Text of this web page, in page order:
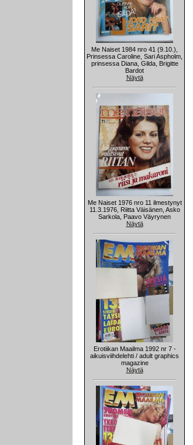
Me Naiset 1984 nro 41 (9.10.),
Prinsessa Caroline, Sari Aspholm,
prinsessa Diana, Gilda, Brigitte
Bardot
Näytä
Me Naiset 1976 nro 11 ilmestynyt
11.3.1976, Riitta Väisänen, Asko
Sarkola, Paavo Väyrynen
Näytä
Erotiikan Maailma 1992 nr 7 -
aikuisviihdelehti / adult graphics
magazine
Näytä